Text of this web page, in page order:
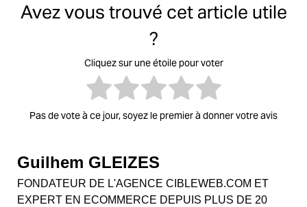
Avez vous trouvé cet article utile
?
Cliquez sur une étoile pour voter
Pas de vote à ce jour, soyez le premier à donner votre avis
Guilhem GLEIZES
FONDATEUR DE L'AGENCE CIBLEWEB.COM ET
EXPERT EN ECOMMERCE DEPUIS PLUS DE 20